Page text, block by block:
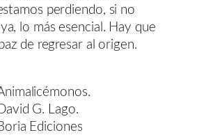
perdiendo, si no
lo más esencial. Hay que
de regresar al origen.
G. Lago.
Ediciones